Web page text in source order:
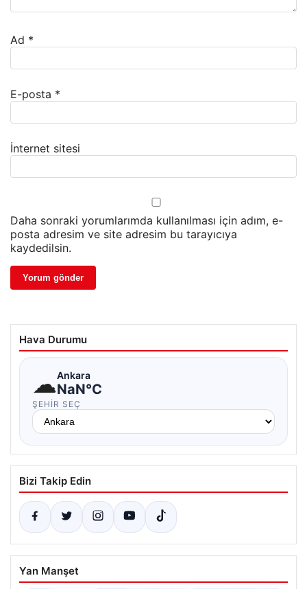
Ad *
E-posta *
İnternet sitesi
Daha sonraki yorumlarımda kullanılması için adım, e-
posta adresim ve site adresim bu tarayıcıya
kaydedilsin.
Hava Durumu
☁Ankara
NaN°C
ŞEHIR SEÇ
Bizi Takip Edin
Yan Manşet